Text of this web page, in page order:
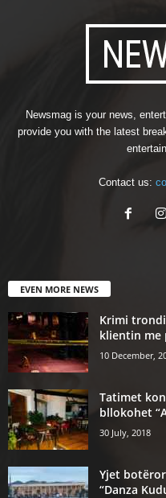
Newsmag is your news,
provide you with the latest
Contact us:
EVEN MORE NEWS
Krimi
klientin me
10 December,
Tatimet
bllokohet
30 July, 2018
Yjet
“Danza